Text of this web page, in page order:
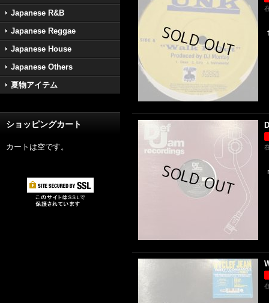
Japanese R&B
Japanese Reggae
Japanese House
Japanese Others
夏物アイテム
ショッピングカート
カートは空です。